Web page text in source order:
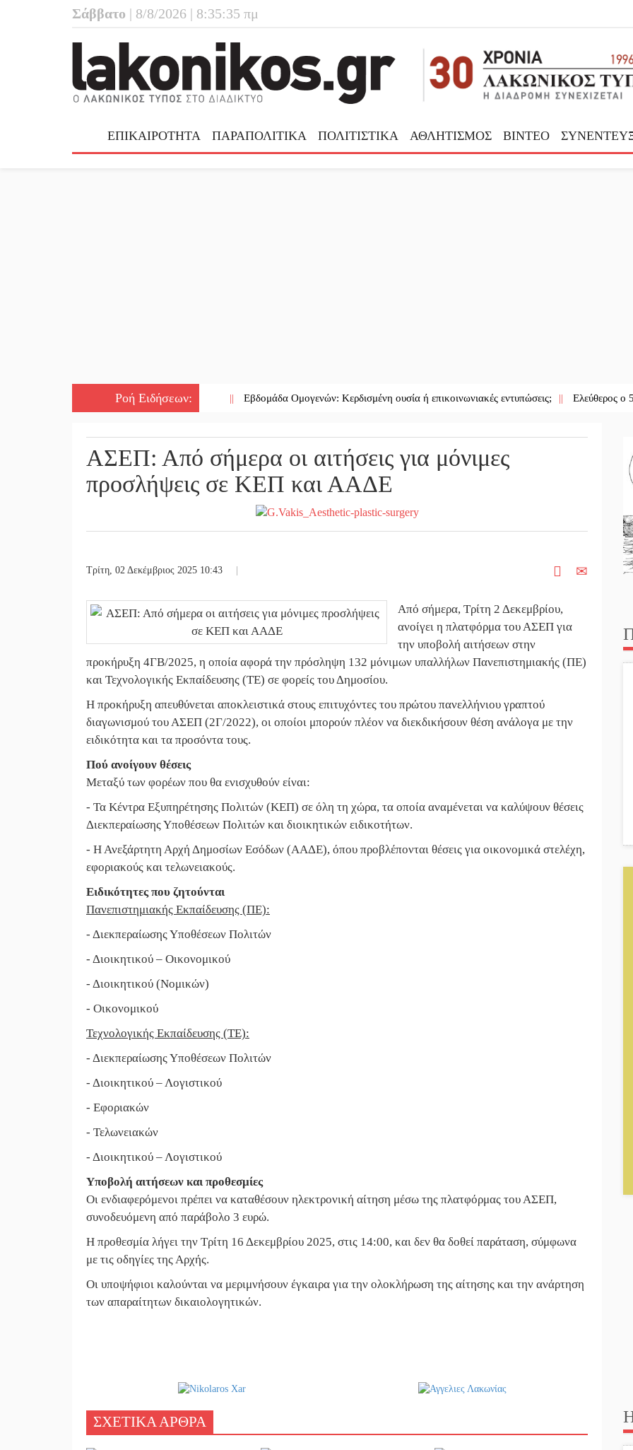
Σάββατο | 8/8/2026 | 8:35:36 πμ
ΕΠΙΚΑΙΡΟΤΗΤΑ ΠΑΡΑΠΟΛΙΤΙΚΑ ΠΟΛΙΤΙΣΤΙΚΑ ΑΘΛΗΤΙΣΜΟΣ ΒΙΝΤΕΟ
Ροή Ειδήσεων: Εβδομάδα Ομογενών: Κερδισμένη ουσία ή επικοινωνιακές εντυπώσεις; || Ελεύθερος ο
ΑΣΕΠ: Από σήμερα οι αιτήσεις για μόνιμες
προσλήψεις σε ΚΕΠ και ΑΑΔΕ
Τρίτη, 02 Δεκέμβριος 2025 10:43
Από σήμερα, Τρίτη 2 Δεκεμβρίου,
ανοίγει η πλατφόρμα του ΑΣΕΠ για
την υποβολή αιτήσεων στην
προκήρυξη 4ΓΒ/2025, η οποία αφορά την πρόσληψη 132 μόνιμων υπαλλήλων Πανεπιστημιακής (ΠΕ)
και Τεχνολογικής Εκπαίδευσης (ΤΕ) σε φορείς του Δημοσίου.
Η προκήρυξη απευθύνεται αποκλειστικά στους επιτυχόντες του πρώτου πανελλήνιου γραπτού
διαγωνισμού του ΑΣΕΠ (2Γ/2022), οι οποίοι μπορούν πλέον να διεκδικήσουν θέση ανάλογα με την
ειδικότητα και τα προσόντα τους.
Πού ανοίγουν θέσεις
Μεταξύ των φορέων που θα ενισχυθούν είναι:
- Τα Κέντρα Εξυπηρέτησης Πολιτών (ΚΕΠ) σε όλη τη χώρα, τα οποία αναμένεται να καλύψουν θέσεις
Διεκπεραίωσης Υποθέσεων Πολιτών και διοικητικών ειδικοτήτων.
- Η Ανεξάρτητη Αρχή Δημοσίων Εσόδων (ΑΑΔΕ), όπου προβλέπονται θέσεις για οικονομικά στελέχη,
εφοριακούς και τελωνειακούς.
Ειδικότητες που ζητούνται
Πανεπιστημιακής Εκπαίδευσης (ΠΕ):
- Διεκπεραίωσης Υποθέσεων Πολιτών
- Διοικητικού – Οικονομικού
- Διοικητικού (Νομικών)
- Οικονομικού
Τεχνολογικής Εκπαίδευσης (ΤΕ):
- Διεκπεραίωσης Υποθέσεων Πολιτών
- Διοικητικού – Λογιστικού
- Εφοριακών
- Τελωνειακών
- Διοικητικού – Λογιστικού
Υποβολή αιτήσεων και προθεσμίες
Οι ενδιαφερόμενοι πρέπει να καταθέσουν ηλεκτρονική αίτηση μέσω της πλατφόρμας του ΑΣΕΠ,
συνοδευόμενη από παράβολο 3 ευρώ.
Η προθεσμία λήγει την Τρίτη 16 Δεκεμβρίου 2025, στις 14:00, και δεν θα δοθεί παράταση, σύμφωνα
με τις οδηγίες της Αρχής.
Οι υποψήφιοι καλούνται να μεριμνήσουν έγκαιρα για την ολοκλήρωση της αίτησης και την ανάρτηση
των απαραίτητων δικαιολογητικών.
ΣΧΕΤΙΚΑ ΑΡΘΡΑ